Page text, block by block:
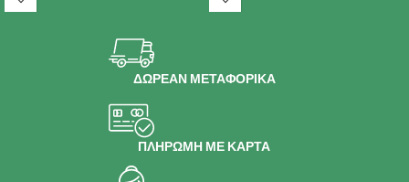
ΔΩΡΕΑΝ ΜΕΤΑΦΟΡΙΚΑ
ΠΛΗΡΩΜΗ ΜΕ ΚΑΡΤΑ